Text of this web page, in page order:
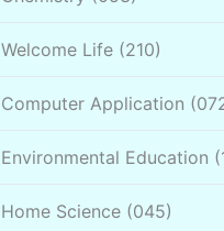
Welcome Life (210)
Computer Application
Environmental Education
Home Science (045)